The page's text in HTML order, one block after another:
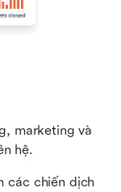
marketing và
hệ.
các chiến dịch